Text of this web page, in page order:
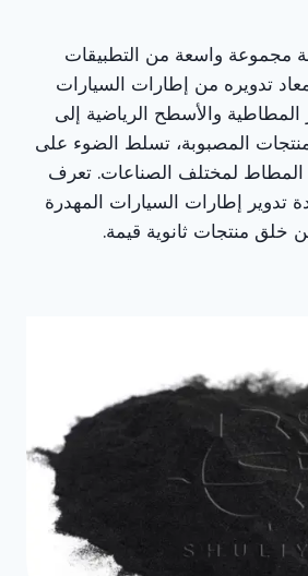
مجموعة واسعة من التطبيقات
تدويره من إطارات السيارات
والأسطح الرياضية إلى
المصبوبة، تسلط الضوء على
لمختلف الصناعات. تعرف
تدوير إطارات السيارات المهدرة
عن خلق منتجات ثانوية قيمة.